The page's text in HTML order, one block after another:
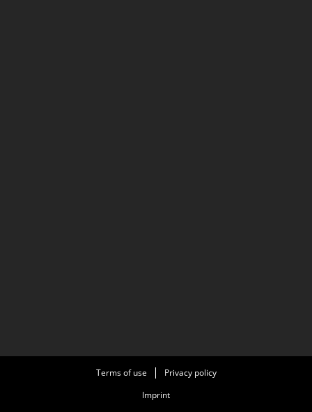
Terms of use
Privacy policy
Imprint